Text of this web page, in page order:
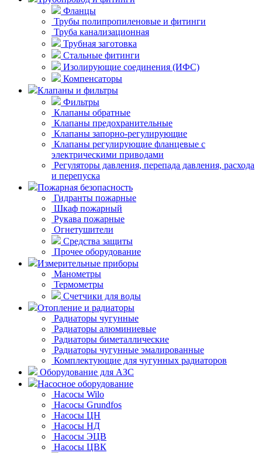
Фланцы
Трубы полипропиленовые и фитинги
Труба канализационная
Трубная заготовка
Стальные фитинги
Изолирующие соединения (ИФС)
Компенсаторы
Клапаны и фильтры
Фильтры
Клапаны обратные
Клапаны предохранительные
Клапаны запорно-регулирующие
Клапаны регулирующие фланцевые с
электрическими приводами
Регуляторы давления, перепада давления, расхода
и перепуска
Пожарная безопасность
Гидранты пожарные
Шкаф пожарный
Рукава пожарные
Огнетушители
Средства защиты
Прочее оборудование
Измерительные приборы
Манометры
Термометры
Счетчики для воды
Отопление и радиаторы
Радиаторы чугунные
Радиаторы алюминиевые
Радиаторы биметаллические
Радиаторы чугунные эмалированные
Комплектующие для чугунных радиаторов
Оборудование для АЗС
Насосное оборудование
Насосы Wilo
Насосы Grundfos
Насосы ЦН
Насосы НД
Насосы ЭЦВ
Насосы ЦВК